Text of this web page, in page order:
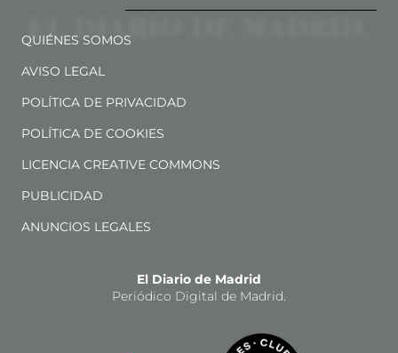
QUIÉNES SOMOS
AVISO LEGAL
POLÍTICA DE PRIVACIDAD
POLÍTICA DE COOKIES
LICENCIA CREATIVE COMMONS
PUBLICIDAD
ANUNCIOS LEGALES
El Diario de Madrid
Periódico Digital de Madrid.